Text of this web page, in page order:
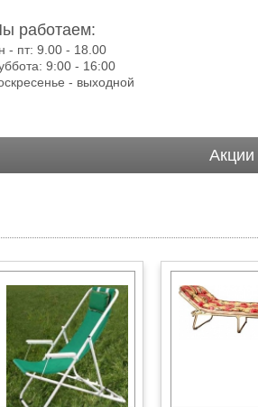
работаем:
- пт:9.00 - 18.00
9:00 - 16:00
- выходной
Акции